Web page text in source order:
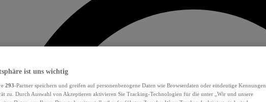
ist uns wichtig
293-Partner speichern und greifen auf personenbezogene Daten wie Browserdaten oder eindeutige Kennungen
zu. Durch Auswahl von Akzeptieren aktivieren Sie Tracking-Technologien für die unter „Wir und unsere